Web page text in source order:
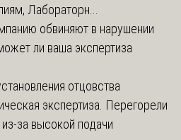
Лабораторн...
обвиняют в нарушении
ли ваша экспертиза
отцовства
экспертиза. Перегорели
за высокой подачи